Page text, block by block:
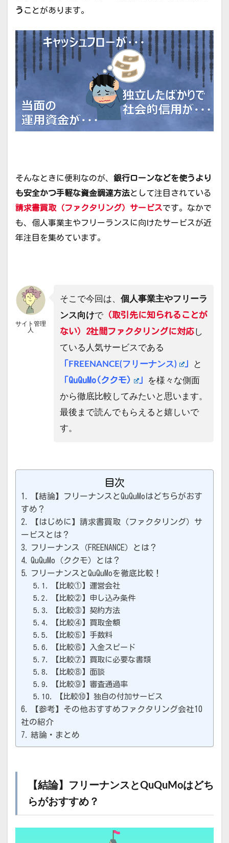
う ことがあります。
そんなときに便利なのが、 銀行ローンなどを使うより
も安全かつ手軽な資金調達方法として注目されている
請求書買取（ファクタリング）サービスです。なかで
も、個人事業主やフリーランスに向けたサービスが近
年注目を集めています。
サイト管理
人
そこで今回は、 個人事業主やフリーラ
ンス向けで （取引先に知られることが
ない）2社間ファクタリングに対応し
ている人気サービスである
「 FREENANCE(フリーナンス)
と
「QuQuMo(ククモ)
を様々な側面
から徹底比較してみたいと思います。
最後まで読んでもらえると嬉しいで
す。
目次
【結論】フリーナンスとQuQuMoはどちらがおす
すめ？
【はじめに】請求書買取（ファクタリング）サ
ービスとは？
フリーナンス（FREENANCE）とは？
QuQuMo（ククモ）とは？
フリーナンスとQuQuMoを徹底比較！
【比較①】運営会社
【比較②】申し込み条件
【比較③】契約方法
【比較④】買取金額
【比較⑤】手数料
【比較⑥】入金スピード
【比較⑦】買取に必要な書類
【比較⑧】面談
【比較⑨】審査通過率
【比較⑩】独自の付加サービス
【参考】その他おすすめファクタリング会社10
社の紹介
結論・まとめ
【結論】フリーナンスとQuQuMoはどち
らがおすすめ？